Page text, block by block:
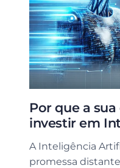
Por que a
investir em
A Inteligência
promessa